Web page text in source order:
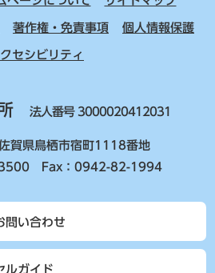
著作権・免責事項 個人情報保護
セシビリティ
法人番号 3000020412031
賀県鳥栖市宿町1118番地
Fax：0942-82-1994
問い合わせ
ルガイド